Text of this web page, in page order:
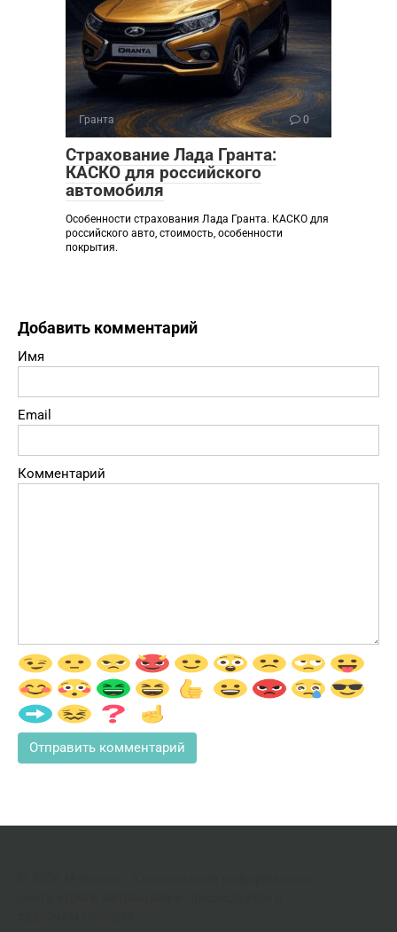
Гранта 0
Страхование Лада Гранта:
КАСКО для российского
автомобиля
Особенности страхования Лада Гранта. КАСКО для
российского авто, стоимость, особенности
покрытия.
Добавить комментарий
Имя
Email
Комментарий